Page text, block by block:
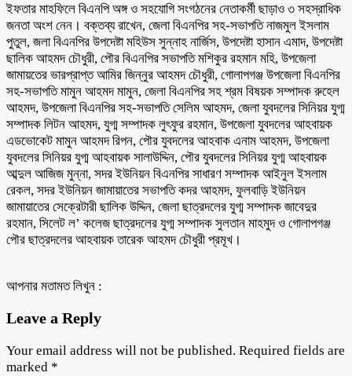
ইফতার মাহফিলে বিএনপি অঙ্গ ও সহযোগি সংগঠনের নেতাকর্মী ছাড়াও ৩ সহস্রাধিক
জনতা অংশ নেন। বক্তব্য রাখেন, জেলা বিএনপির সহ-সভাপতি নাজমুল ইসলাম
পুতুল, জলা বিএনপির উপদেষ্টা মহিউস সুন্নাহ নার্জিস, উপদেষ্টা হাসান এমাদ, উপদেষ্টা
ছালিক আহমদ চৌধুরী, পৌর বিএনপির সভাপতি মশিকুর রহমান মহি, উপজেলা
জামায়তের ভারপ্রাপ্ত আমির জিন্নুর আহমদ চৌধুরী, গোলাপগঞ্জ উপজেলা বিএনপির
সহ-সভাপতি মামুন আহমদ মামুন, জেলা বিএনপির সহ শ্রম বিষয়ক সম্পাদক রুহেল
আহমদ, উপজেলা বিএনপির সহ-সভাপতি সেলিম আহমদ, জেলা যুবদলের সিনিয়র যুগ্ম
সম্পাদক লিটন আহমদ, যুগ্ম সম্পাদক লুৎফুর রহমান, উপজেলা যুবদলের আহবায়ক
এডভোকেট মামুন আহমদ রিপন, পৌর যুবদলের আহবাক এনাম আহমদ, উপজেলা
যুবদলের সিনিয়র যুগ্ম আহবায়ক সালাউদ্দিন, পৌর যুবদলের সিনিয়র যুগ্ম আহবায়ক
আব্দুল আজিজ মুন্না, সদর ইউনিয়ন বিএনপির সাধারণ সম্পাদক আইনুল ইসলাম
রেকল, সদর ইউনিয়ন জামায়াতের সভাপতি কদর আহমদ, ফুলবাড়ি ইউনিয়ন
জামায়াতের সেক্রেটারী ছালিক উদ্দিন, জেলা ছাত্রদলের যুগ্ম সম্পাদক জাবেদুর
রহমান, সিলেট ল’ কলেজ ছাত্রদলের যুগ্ম সম্পাদক সুলতান মাহমুদ ও গোলাপগঞ্জ
পৌর ছাত্রদলের আহবায়ক তারেক আহমদ চৌধুরী প্রমূখ।
আপনার মতামত লিখুন :
Leave a Reply
Your email address will not be published. Required fields are
marked *